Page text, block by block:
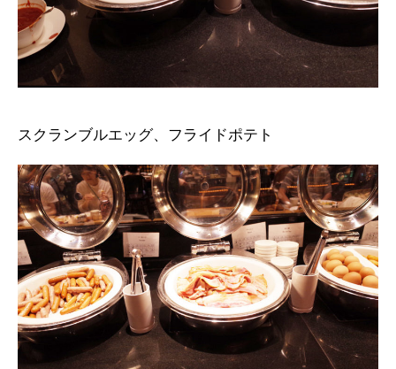
スクランブルエッグ、フライドポテト